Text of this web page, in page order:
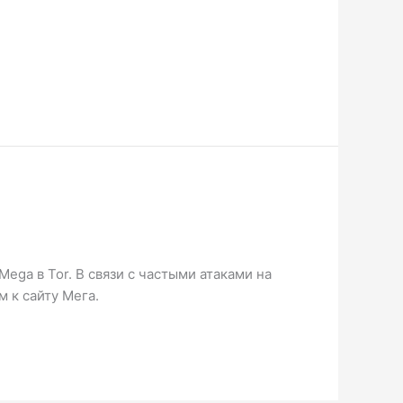
в Tor. В связи с частыми атаками на
к сайту Мега.